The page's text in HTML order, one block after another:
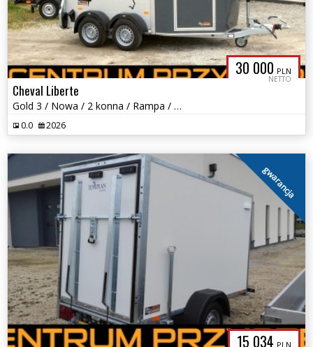
30 000 PLN
NETTO
Cheval Liberte
Gold 3 / Nowa / 2 konna / Rampa / Siodlarnia / DMC: 1400-2600 kg
0.0 2026
15 034 PLN
gwarancja